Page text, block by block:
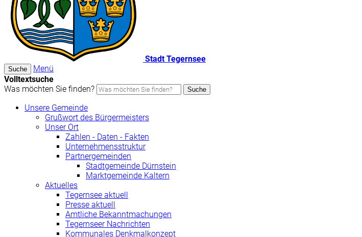
Stadt Tegernsee
Suche
Menü
Volltextsuche
Was möchten Sie finden?
Suche
Unsere Gemeinde
Grußwort des Bürgermeisters
Unser Ort
Zahlen - Daten - Fakten
Unternehmensstruktur
Partnergemeinden
Stadtgemeinde Dürnstein
Marktgemeinde Kaltern
Aktuelles
Tegernsee aktuell
Presse aktuell
Amtliche Bekanntmachungen
Tegernseer Nachrichten
Kommunales Denkmalkonzept